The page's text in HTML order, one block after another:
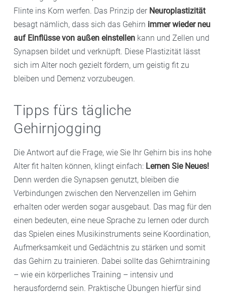
Flinte ins Korn werfen. Das Prinzip der Neuroplastizität
besagt nämlich, dass sich das Gehirn immer wieder neu
auf Einflüsse von außen einstellen kann und Zellen und
Synapsen bildet und verknüpft. Diese Plastizität lässt
sich im Alter noch gezielt fördern, um geistig fit zu
bleiben und Demenz vorzubeugen.
Tipps fürs tägliche
Gehirnjogging
Die Antwort auf die Frage, wie Sie Ihr Gehirn bis ins hohe
Alter fit halten können, klingt einfach: Lernen Sie Neues!
Denn werden die Synapsen genutzt, bleiben die
Verbindungen zwischen den Nervenzellen im Gehirn
erhalten oder werden sogar ausgebaut. Das mag für den
einen bedeuten, eine neue Sprache zu lernen oder durch
das Spielen eines Musikinstruments seine Koordination,
Aufmerksamkeit und Gedächtnis zu stärken und somit
das Gehirn zu trainieren. Dabei sollte das Gehirntraining
– wie ein körperliches Training – intensiv und
herausfordernd sein. Praktische Übungen hierfür sind